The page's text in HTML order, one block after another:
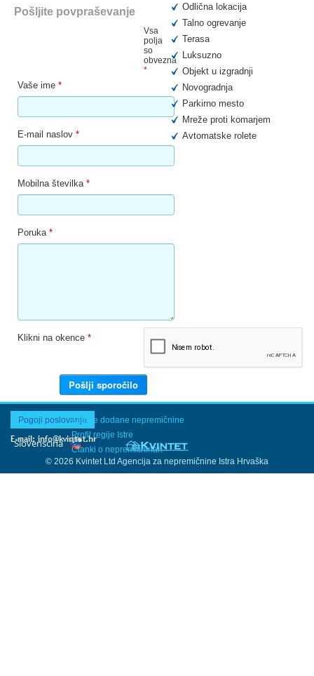
Pošljite povpraševanje
Vsa
polja
so
obvezna
*
Vaše ime *
E-mail naslov *
Mobilna številka *
Poruka *
Klikni na okence *
Odlična lokacija
Talno ogrevanje
Terasa
Luksuzno
Objekt u izgradnji
Novogradnja
Parkirno mesto
Mreže proti komarjem
Avtomatske rolete
Pogoji poslovanjaZadnje dodane nepremičnine
Profil regije Istre
Članki o nepremičninah
© 2026 Kvintet Ltd Agencija za nepremičnine Istra Hrvaška